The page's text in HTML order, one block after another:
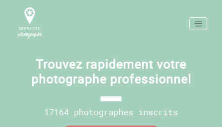
Trouvez rapidement votre
photographe professionnel
17164 photographes inscrits